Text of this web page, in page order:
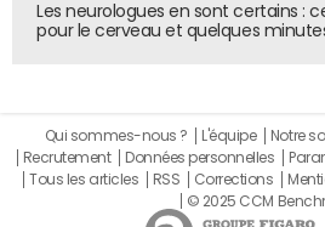
Les neurologues en sont certains :
pour le cerveau et quelques
Qui sommes-nous ? L'équipe Notre
Recrutement
Données personnelles
Tous les articles
RSS Corrections
© 2025 CCM